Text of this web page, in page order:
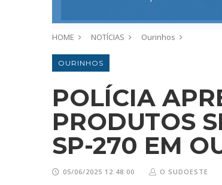
HOME NOTÍCIAS Ourinhos
OURINHOS
POLÍCIA
PRODUTOS
SP-270 EM
05/06/2025 12:48:00 O SUDOESTE